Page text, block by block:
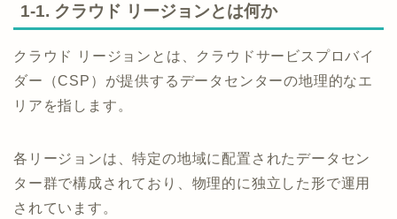
1-1. クラウド リージョンとは何か
クラウド リージョンとは、クラウドサービスプロバイ
ダー（CSP）が提供するデータセンターの地理的なエ
リアを指します。
各リージョンは、特定の地域に配置されたデータセン
ター群で構成されており、物理的に独立した形で運用
されています。